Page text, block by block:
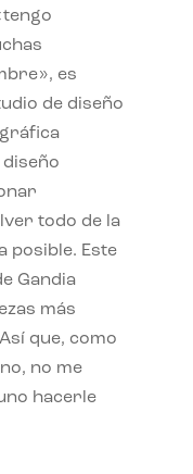
es
de diseño
diseño
todo de la
posible. Este
Gandia
más
que, como
no me
hacerle